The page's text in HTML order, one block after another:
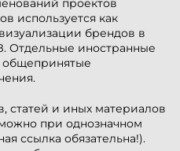
проектов
используется как
брендов в
Отдельные иностранные
общепринятые
статей и иных материалов
при однозначном
ссылка обязательна!).